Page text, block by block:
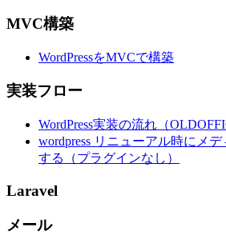
MVC構築
WordPressをMVCで構築
実装フロー
WordPress実装の流れ（
wordpress リニューアル時にメ
する（プラグインなし）
Laravel
メール